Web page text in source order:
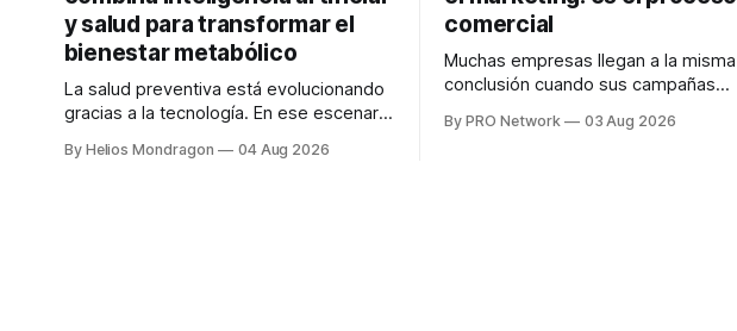
y salud para transformar el
bienestar metabólico
La salud preventiva está evolucionando
gracias a la tecnología. En ese escenario
desarrolla un ecosistema digital capaz
By Helios Mondragon 04 Aug 2026
comercial
Muchas empresas llegan a la misma
conclusión cuando sus campañas
marketing no funciona". Sin embargo,
By PRO Network 03 Aug 2026